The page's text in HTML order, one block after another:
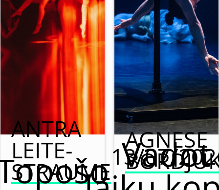
ANTRA
LEITE-
STRAUME
13/07/
AGNESE
Vadot